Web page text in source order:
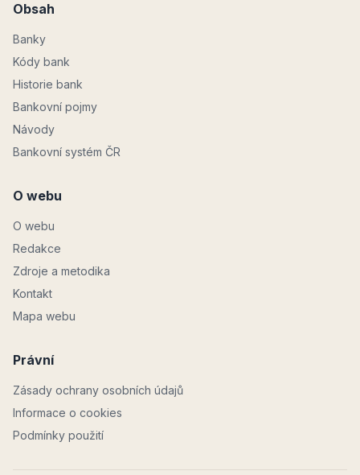
Obsah
Banky
Kódy bank
Historie bank
Bankovní pojmy
Návody
Bankovní systém ČR
O webu
O webu
Redakce
Zdroje a metodika
Kontakt
Mapa webu
Právní
Zásady ochrany osobních údajů
Informace o cookies
Podmínky použití